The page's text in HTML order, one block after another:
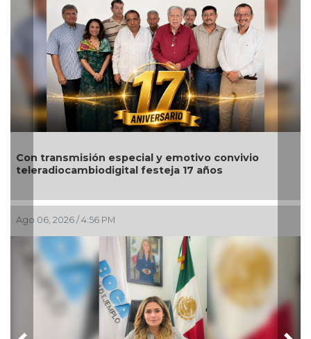
Nahle encabeza en Poza Rica entrega
para impulsar el emprendimiento y
región norte
Ago 06, 2026 / 2:08 PM